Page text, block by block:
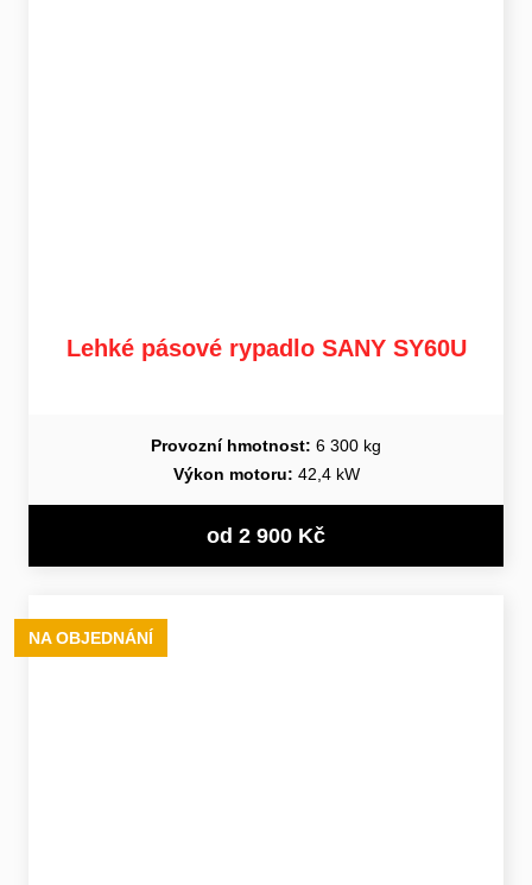
Lehké pásové rypadlo SANY SY60U
Provozní hmotnost: 6 300 kg
Výkon motoru: 42,4 kW
od 2 900 Kč
NA OBJEDNÁNÍ